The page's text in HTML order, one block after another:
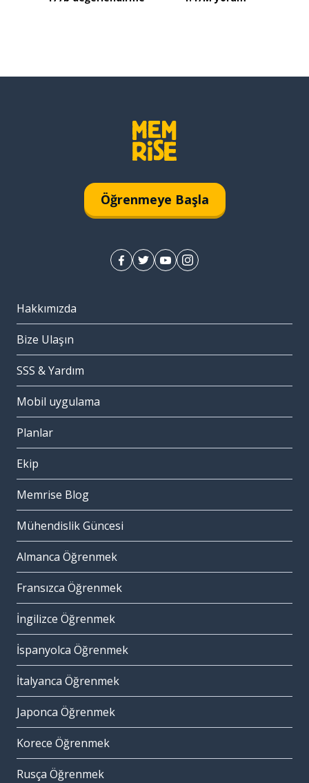
Öğrenmeye Başla
Hakkımızda
Bize Ulaşın
SSS & Yardım
Mobil uygulama
Planlar
Ekip
Memrise Blog
Mühendislik Güncesi
Almanca Öğrenmek
Fransızca Öğrenmek
İngilizce Öğrenmek
İspanyolca Öğrenmek
İtalyanca Öğrenmek
Japonca Öğrenmek
Korece Öğrenmek
Rusça Öğrenmek